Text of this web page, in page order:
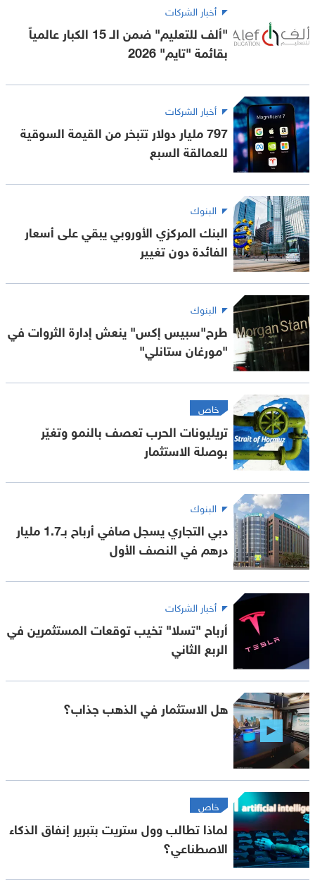
أخبار الشركات
"ألف للتعليم" ضمن الـ 15 الكبار عالمياً
بقائمة "تايم" 2026
أخبار الشركات
797 مليار دولار تتبخر من القيمة السوقية
للعمالقة السبع
البنوك
البنك المركزي الأوروبي يبقي على أسعار
الفائدة دون تغيير
البنوك
طرح"سبيس إكس" ينعش إدارة الثروات في
"مورغان ستانلي"
خاص
تريليونات الحرب تعصف بالنمو وتغيّر
بوصلة الاستثمار
البنوك
دبي التجاري يسجل صافي أرباح بـ1.7 مليار
درهم في النصف الأول
أخبار الشركات
أرباح "تسلا" تخيب توقعات المستثمرين في
الربع الثاني
هل الاستثمار في الذهب جذاب؟
خاص
لماذا تطالب وول ستريت بتبرير إنفاق الذكاء
الاصطناعي؟